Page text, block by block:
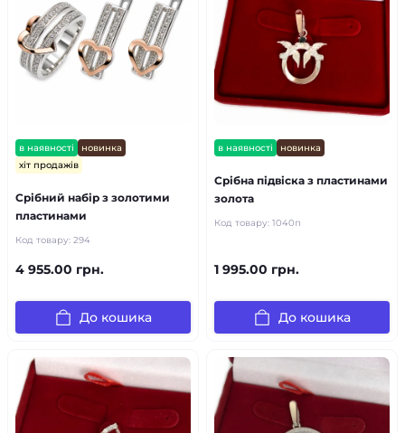
в наявності
новинка
хіт продажів
Срібний набір з золотими
пластинами
Код товару: 294
4 955.00 грн.
До кошика
в наявності новинка
Срібна підвіска з пластинами
золота
Код товару: 1040п
1 995.00 грн.
До кошика